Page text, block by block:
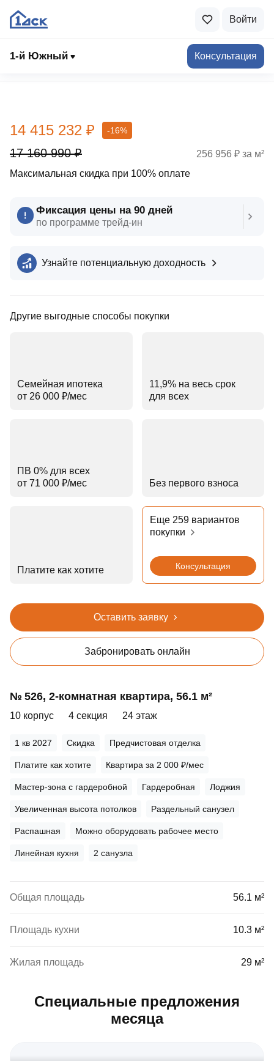
Войти
1-й Южный Консультация
Выбрать квартиру
17 160 990 ₽
14 415 232 ₽ -16%
Максимальная скидка при 100% оплате
Фиксация цены на 90 дней
по программе трейд‑ин
Узнайте потенциальную доходность
Другие выгодные способы покупки
Семейная ипотека
от 26 000 ₽⁠/⁠мес
11,9% на весь срок
для всех
ПВ 0% для всех
от 71 000 ₽⁠/⁠мес
Без первого взноса
Платите как хотите
Еще 259 вариантов
покупки
Консультация
256 956 ₽ за м²
Оставить заявку
Забронировать онлайн
№ 526, 2‑комнатная квартира, 56.1 м²
10 корпус 4 секция 24 этаж
1 кв 2027 Скидка Предчистовая отделка
Платите как хотите Квартира за 2 000 ₽/мес
Мастер-зона с гардеробной Гардеробная Лоджия
Увеличенная высота потолков Раздельный санузел
Распашная Можно оборудовать рабочее место
Линейная кухня 2 санузла
Общая площадь 56.1 м²
Площадь кухни 10.3 м²
Жилая площадь 29 м²
Специальные предложения
месяца